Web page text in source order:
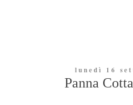
lunedì 16
Panna